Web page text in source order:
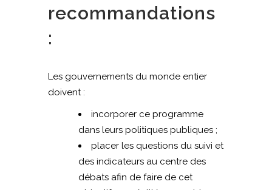
recommandations
:
Les gouvernements du monde entier
doivent :
incorporer ce programme
dans leurs politiques publiques ;
placer les questions du suivi et
des indicateurs au centre des
débats afin de faire de cet